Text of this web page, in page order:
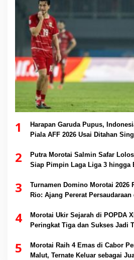
1
Harapan Garuda Pupus,
Piala AFF 2026 Usai Ditahan
2
Putra Morotai Salmin Safar
Siap Pimpin Laga Liga 3 hingga
3
Turnamen Domino Morotai 2026
Rio: Ajang Pererat
4
Morotai Ukir Sejarah di POPDA
Peringkat Tiga dan Sukses Jadi
5
Morotai Raih 4 Emas di Cabor
Malut, Ternate Keluar sebagai